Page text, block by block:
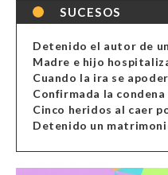
SUCESOS
Cuando la ira se